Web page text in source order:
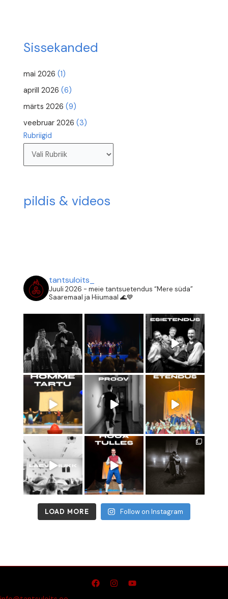
Sissekanded
mai 2026 (1)
aprill 2026 (6)
märts 2026 (9)
veebruar 2026 (3)
Rubriigid
pildis & videos
tantsuloits_
Juuli 2026 - meie tantsuetendus “Mere süda”
Saaremaal ja Hiiumaal 🌊💙
LOAD MORE Follow on Instagram